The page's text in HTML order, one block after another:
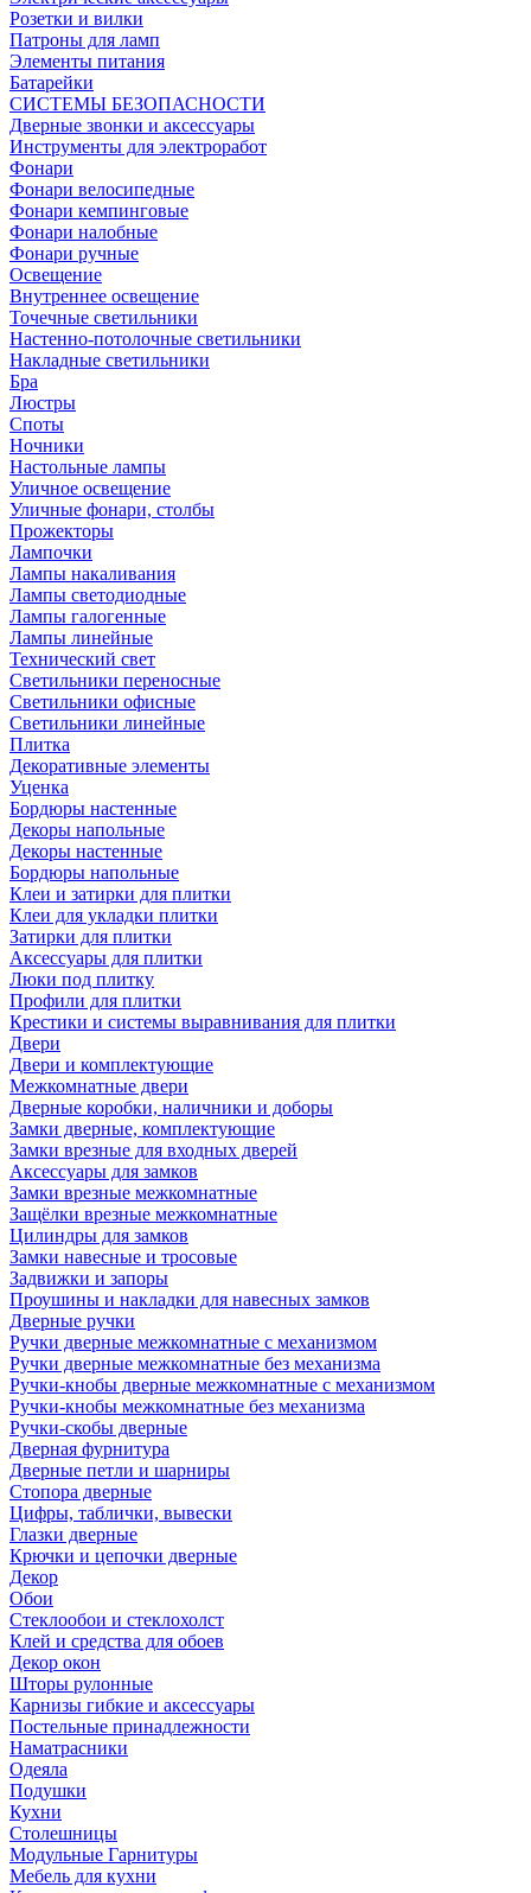
Розетки и вилки
Патроны для ламп
Элементы питания
Батарейки
СИСТЕМЫ БЕЗОПАСНОСТИ
Дверные звонки и аксессуары
Инструменты для электроработ
Фонари
Фонари велосипедные
Фонари кемпинговые
Фонари налобные
Фонари ручные
Освещение
Внутреннее освещение
Точечные светильники
Настенно-потолочные светильники
Накладные светильники
Бра
Люстры
Споты
Ночники
Настольные лампы
Уличное освещение
Уличные фонари, столбы
Прожекторы
Лампочки
Лампы накаливания
Лампы светодиодные
Лампы галогенные
Лампы линейные
Технический свет
Светильники переносные
Светильники офисные
Светильники линейные
Плитка
Декоративные элементы
Уценка
Бордюры настенные
Декоры напольные
Декоры настенные
Бордюры напольные
Клеи и затирки для плитки
Клеи для укладки плитки
Затирки для плитки
Аксессуары для плитки
Люки под плитку
Профили для плитки
Крестики и системы выравнивания для плитки
Двери
Двери и комплектующие
Межкомнатные двери
Дверные коробки, наличники и доборы
Замки дверные, комплектующие
Замки врезные для входных дверей
Аксессуары для замков
Замки врезные межкомнатные
Защёлки врезные межкомнатные
Цилиндры для замков
Замки навесные и тросовые
Задвижки и запоры
Проушины и накладки для навесных замков
Дверные ручки
Ручки дверные межкомнатные с механизмом
Ручки дверные межкомнатные без механизма
Ручки-кнобы дверные межкомнатные с механизмом
Ручки-кнобы межкомнатные без механизма
Ручки-скобы дверные
Дверная фурнитура
Дверные петли и шарниры
Стопора дверные
Цифры, таблички, вывески
Глазки дверные
Крючки и цепочки дверные
Декор
Обои
Стеклообои и стеклохолст
Клей и средства для обоев
Декор окон
Шторы рулонные
Карнизы гибкие и аксессуары
Постельные принадлежности
Наматрасники
Одеяла
Подушки
Кухни
Столешницы
Модульные Гарнитуры
Мебель для кухни